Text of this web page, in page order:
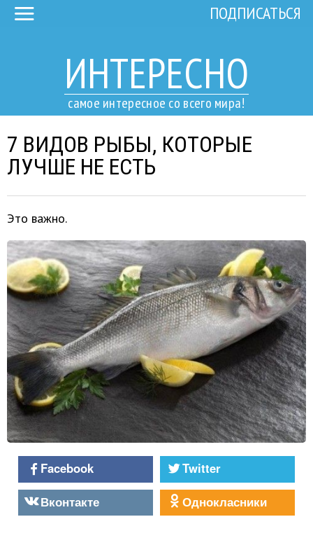
ИНТЕРЕСНО
самое интересное со всего мира!
ПОДПИСАТЬСЯ
7 ВИДОВ РЫБЫ, КОТОРЫЕ
ЛУЧШЕ НЕ ЕСТЬ
Это важно.
Facebook
Twitter
Вконтакте
Однокласники